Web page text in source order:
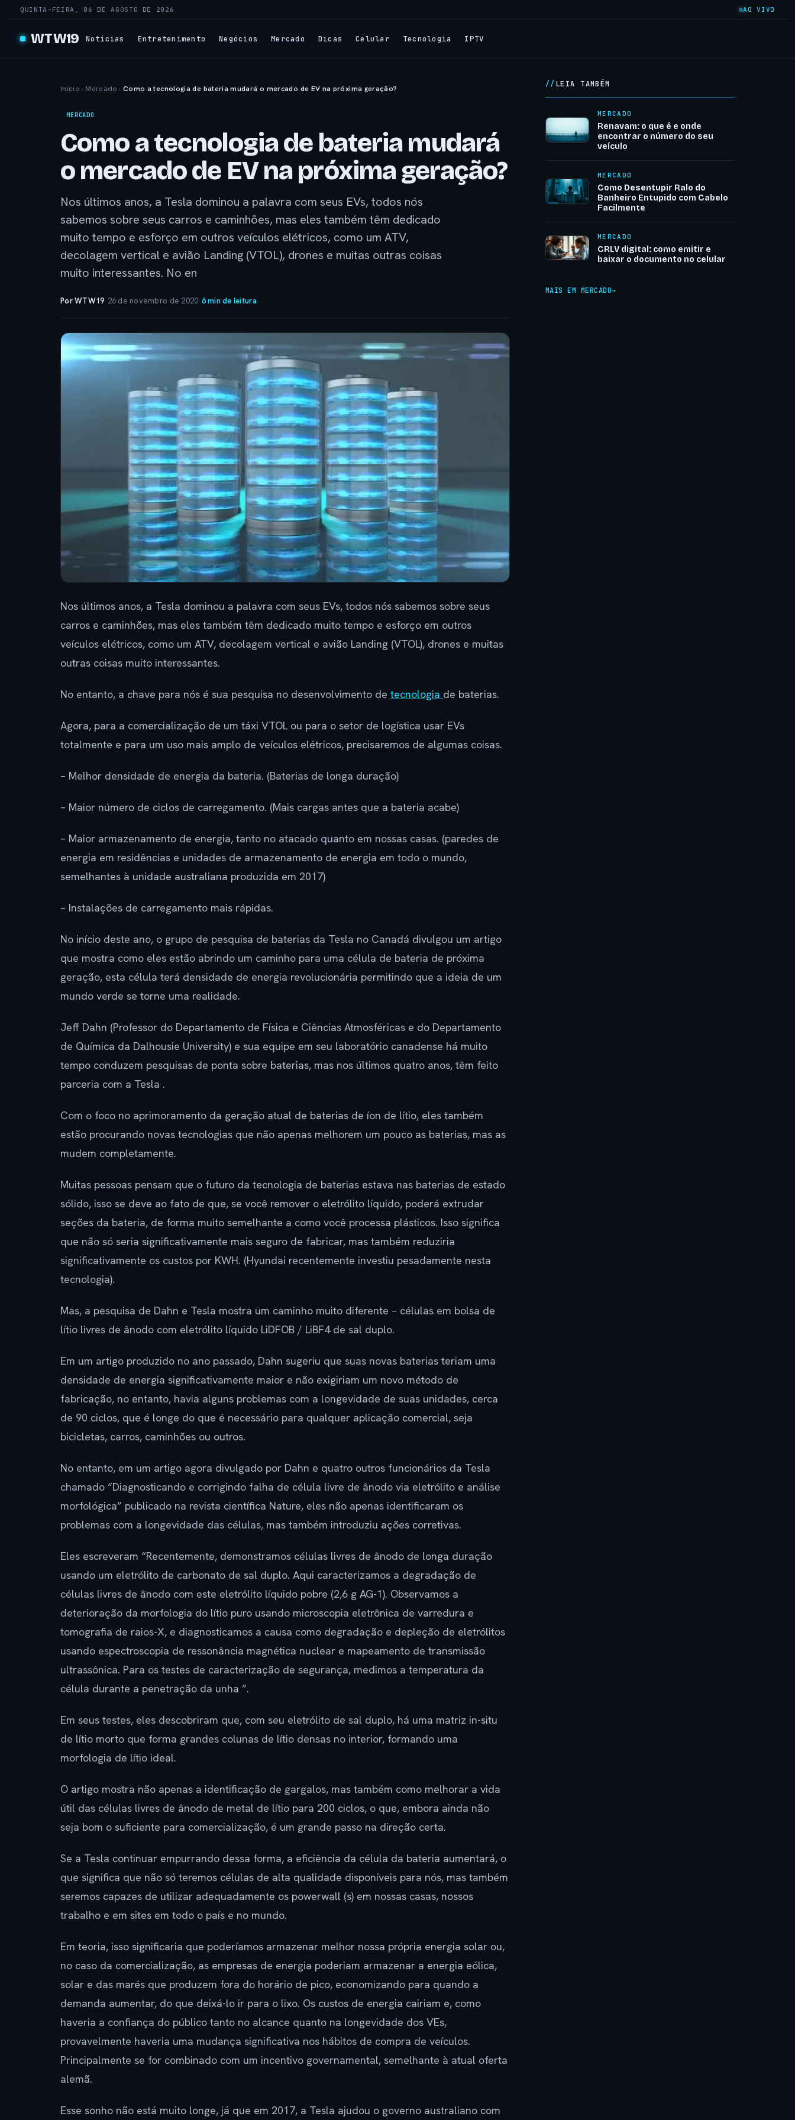
QUINTA-FEIRA, 06 DE AGOSTO DE 2026 AO VIVO
WTW19 Notícias Entretenimento Negócios Mercado Dicas Celular Tecnologia IPTV
Início › Mercado › Como a tecnologia de bateria mudará o mercado de EV na próxima geração?
MERCADO
Como a tecnologia de bateria mudará
o mercado de EV na próxima geração?
Nos últimos anos, a Tesla dominou a palavra com seus EVs, todos nós
sabemos sobre seus carros e caminhões, mas eles também têm dedicado
muito tempo e esforço em outros veículos elétricos, como um ATV,
decolagem vertical e avião Landing (VTOL), drones e muitas outras coisas
muito interessantes. No en
Por WTW19· 26 de novembro de 2020·6 min de leitura
Nos últimos anos, a Tesla dominou a palavra com seus EVs, todos nós sabemos sobre seus
carros e caminhões, mas eles também têm dedicado muito tempo e esforço em outros
veículos elétricos, como um ATV, decolagem vertical e avião Landing (VTOL), drones e muitas
outras coisas muito interessantes.
No entanto, a chave para nós é sua pesquisa no desenvolvimento de tecnologia de baterias.
Agora, para a comercialização de um táxi VTOL ou para o setor de logística usar EVs
totalmente e para um uso mais amplo de veículos elétricos, precisaremos de algumas coisas.
– Melhor densidade de energia da bateria. (Baterias de longa duração)
– Maior número de ciclos de carregamento. (Mais cargas antes que a bateria acabe)
– Maior armazenamento de energia, tanto no atacado quanto em nossas casas. (paredes de
energia em residências e unidades de armazenamento de energia em todo o mundo,
semelhantes à unidade australiana produzida em 2017)
– Instalações de carregamento mais rápidas.
No início deste ano, o grupo de pesquisa de baterias da Tesla no Canadá divulgou um artigo
que mostra como eles estão abrindo um caminho para uma célula de bateria de próxima
geração, esta célula terá densidade de energia revolucionária permitindo que a ideia de um
mundo verde se torne uma realidade.
Jeff Dahn (Professor do Departamento de Física e Ciências Atmosféricas e do Departamento
de Química da Dalhousie University) e sua equipe em seu laboratório canadense há muito
tempo conduzem pesquisas de ponta sobre baterias, mas nos últimos quatro anos, têm feito
parceria com a Tesla .
Com o foco no aprimoramento da geração atual de baterias de íon de lítio, eles também
estão procurando novas tecnologias que não apenas melhorem um pouco as baterias, mas as
mudem completamente.
Muitas pessoas pensam que o futuro da tecnologia de baterias estava nas baterias de estado
sólido, isso se deve ao fato de que, se você remover o eletrólito líquido, poderá extrudar
seções da bateria, de forma muito semelhante a como você processa plásticos. Isso significa
que não só seria significativamente mais seguro de fabricar, mas também reduziria
significativamente os custos por KWH. (Hyundai recentemente investiu pesadamente nesta
tecnologia).
Mas, a pesquisa de Dahn e Tesla mostra um caminho muito diferente – células em bolsa de
lítio livres de ânodo com eletrólito líquido LiDFOB / LiBF4 de sal duplo.
Em um artigo produzido no ano passado, Dahn sugeriu que suas novas baterias teriam uma
densidade de energia significativamente maior e não exigiriam um novo método de
fabricação, no entanto, havia alguns problemas com a longevidade de suas unidades, cerca
de 90 ciclos, que é longe do que é necessário para qualquer aplicação comercial, seja
bicicletas, carros, caminhões ou outros.
No entanto, em um artigo agora divulgado por Dahn e quatro outros funcionários da Tesla
chamado “Diagnosticando e corrigindo falha de célula livre de ânodo via eletrólito e análise
morfológica” publicado na revista científica Nature, eles não apenas identificaram os
problemas com a longevidade das células, mas também introduziu ações corretivas.
Eles escreveram “Recentemente, demonstramos células livres de ânodo de longa duração
usando um eletrólito de carbonato de sal duplo. Aqui caracterizamos a degradação de
células livres de ânodo com este eletrólito líquido pobre (2,6 g AG-1). Observamos a
deterioração da morfologia do lítio puro usando microscopia eletrônica de varredura e
tomografia de raios-X, e diagnosticamos a causa como degradação e depleção de eletrólitos
usando espectroscopia de ressonância magnética nuclear e mapeamento de transmissão
ultrassônica. Para os testes de caracterização de segurança, medimos a temperatura da
célula durante a penetração da unha ”.
Em seus testes, eles descobriram que, com seu eletrólito de sal duplo, há uma matriz in-situ
de lítio morto que forma grandes colunas de lítio densas no interior, formando uma
morfologia de lítio ideal.
O artigo mostra não apenas a identificação de gargalos, mas também como melhorar a vida
útil das células livres de ânodo de metal de lítio para 200 ciclos, o que, embora ainda não
seja bom o suficiente para comercialização, é um grande passo na direção certa.
Se a Tesla continuar empurrando dessa forma, a eficiência da célula da bateria aumentará, o
que significa que não só teremos células de alta qualidade disponíveis para nós, mas também
seremos capazes de utilizar adequadamente os powerwall (s) em nossas casas, nossos
trabalho e em sites em todo o país e no mundo.
Em teoria, isso significaria que poderíamos armazenar melhor nossa própria energia solar ou,
no caso da comercialização, as empresas de energia poderiam armazenar a energia eólica,
solar e das marés que produzem fora do horário de pico, economizando para quando a
demanda aumentar, do que deixá-lo ir para o lixo. Os custos de energia cairiam e, como
haveria a confiança do público tanto no alcance quanto na longevidade dos VEs,
provavelmente haveria uma mudança significativa nos hábitos de compra de veículos.
Principalmente se for combinado com um incentivo governamental, semelhante à atual oferta
alemã.
Esse sonho não está muito longe, já que em 2017, a Tesla ajudou o governo australiano com
LEIA TAMBÉM
MERCADO
Renavam: o que é e onde
encontrar o número do seu
veículo
MERCADO
Como Desentupir Ralo do
Banheiro Entupido com Cabelo
Facilmente
MERCADO
CRLV digital: como emitir e
baixar o documento no celular
MAIS EM MERCADO